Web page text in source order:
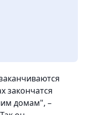
закончатся
домам", –